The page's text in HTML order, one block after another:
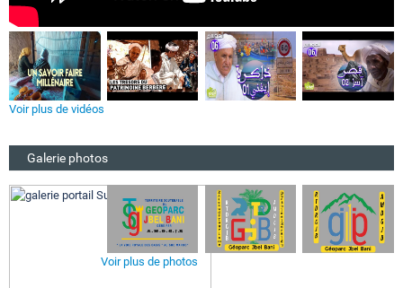
Voir plus de vidéos
Galerie photos
Voir plus de photos